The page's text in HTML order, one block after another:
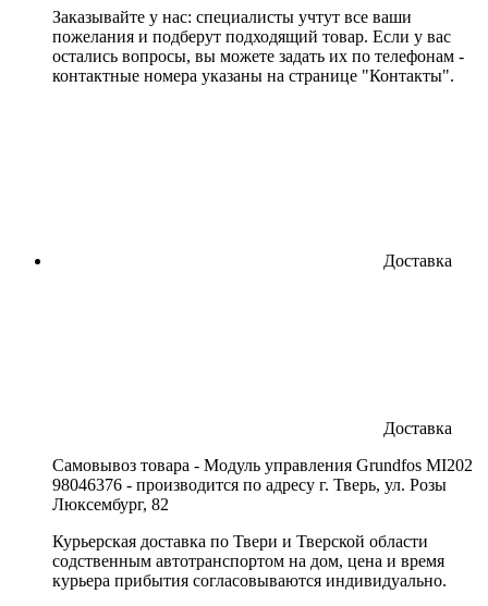
Заказывайте у нас: специалисты учтут все ваши
пожелания и подберут подходящий товар. Если у вас
остались вопросы, вы можете задать их по телефонам -
контактные номера указаны на странице "Контакты".
Доставка
Доставка
Cамовывоз товара - Модуль управления Grundfos MI202
98046376 - производится по адресу г. Тверь, ул. Розы
Люксембург, 82
Курьерская доставка по Твери и Тверской области
содственным автотранспортом на дом, цена и время
курьера прибытия согласовываются индивидуально.